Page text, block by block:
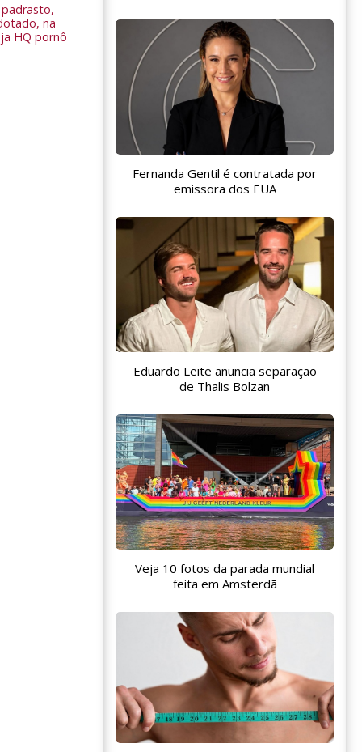
na
HQ pornô
Fernanda Gentil é contratada por
emissora dos EUA
Eduardo Leite anuncia separação
de Thalis Bolzan
Veja 10 fotos da parada mundial
feita em Amsterdã